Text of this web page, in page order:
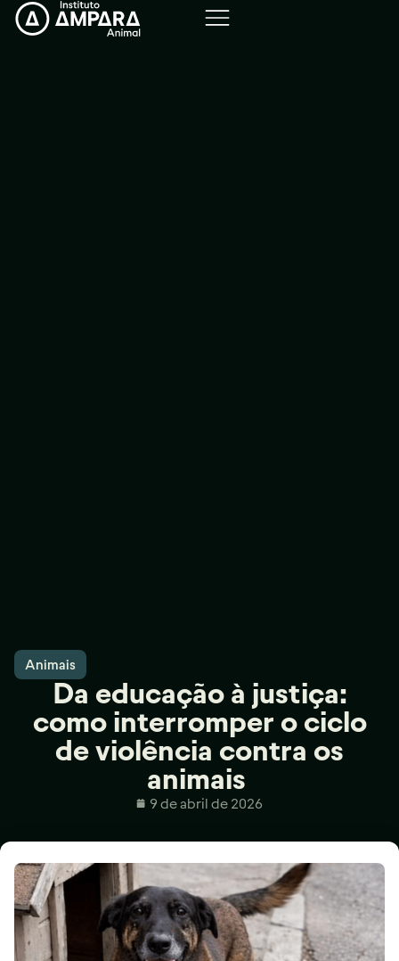
Animais
Da educação à justiça:
como interromper o ciclo
de violência contra os
animais
9 de abril de 2026